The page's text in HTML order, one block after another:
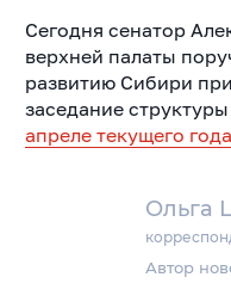
Ольга
Автор
Сегодня сенатор
верхней палаты
развитию Сибири
заседание
апреле текущего года